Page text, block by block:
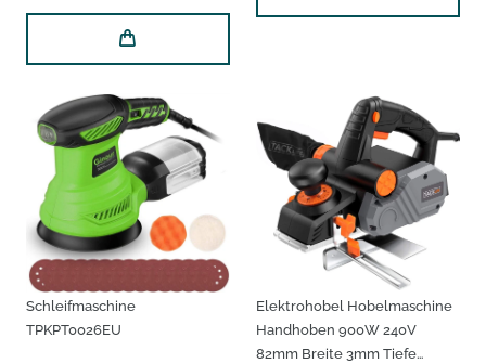
Schleifmaschine
TPKPT0026EU
Elektrohobel Hobelmaschine
Handhoben 900W 240V
82mm Breite 3mm Tiefe